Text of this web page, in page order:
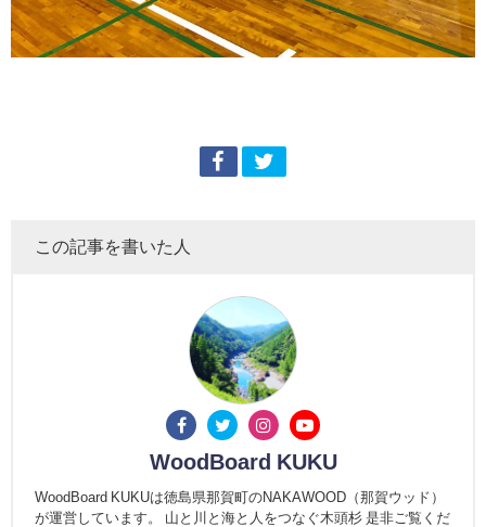
この記事を書いた人
WoodBoard KUKU
WoodBoard KUKUは徳島県那賀町のNAKAWOOD（那賀ウッド）
が運営しています。 山と川と海と人をつなぐ木頭杉 是非ご覧くだ